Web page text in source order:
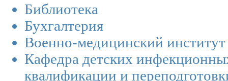
Библиотека
Бухгалтерия
Военно-медицинский институт
Кафедра детских
квалификации и